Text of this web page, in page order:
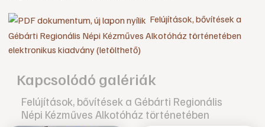
Felújítások, bővítések a
Gébárti Regionális Népi Kézműves Alkotóház történetében
elektronikus kiadvány (letölthető)
Kapcsolódó galériák
Felújítások, bővítések a Gébárti Regionális
Népi Kézműves Alkotóház történetében